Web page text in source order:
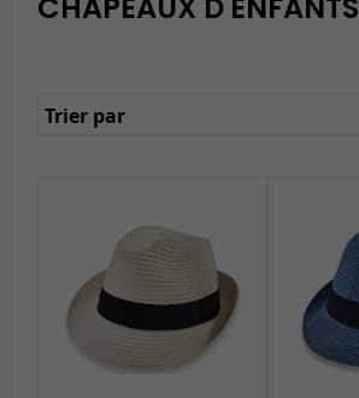
CHAPEAUX D'ENFANTS
Trier par